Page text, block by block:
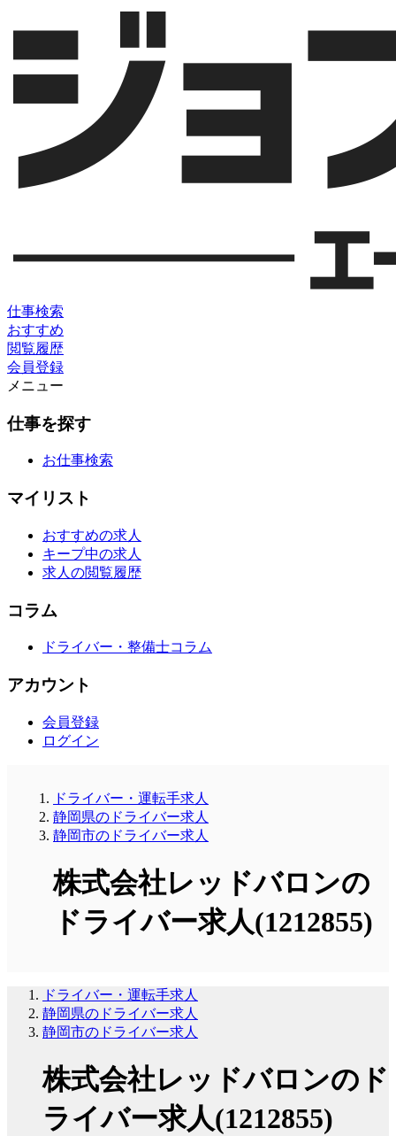
仕事検索
おすすめ
閲覧履歴
会員登録
メニュー
仕事を探す
お仕事検索
マイリスト
おすすめの求人
キープ中の求人
求人の閲覧履歴
コラム
ドライバー・整備士コラム
アカウント
会員登録
ログイン
ドライバー・運転手求人
静岡県のドライバー求人
静岡市のドライバー求人
株式会社レッドバロンの
ドライバー求人(1212855)
ドライバー・運転手求人
静岡県のドライバー求人
静岡市のドライバー求人
株式会社レッドバロンのド
ライバー求人(1212855)